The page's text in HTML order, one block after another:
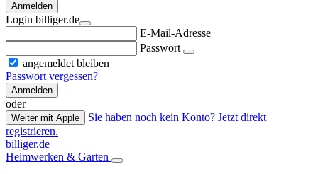
Anmelden
Login billiger.de
E-Mail-Adresse
Passwort
angemeldet bleiben
Passwort vergessen?
Anmelden
oder
Weiter mit Apple
Sie haben noch kein Konto? Jetzt direkt
registrieren.
billiger.de
Heimwerken & Garten